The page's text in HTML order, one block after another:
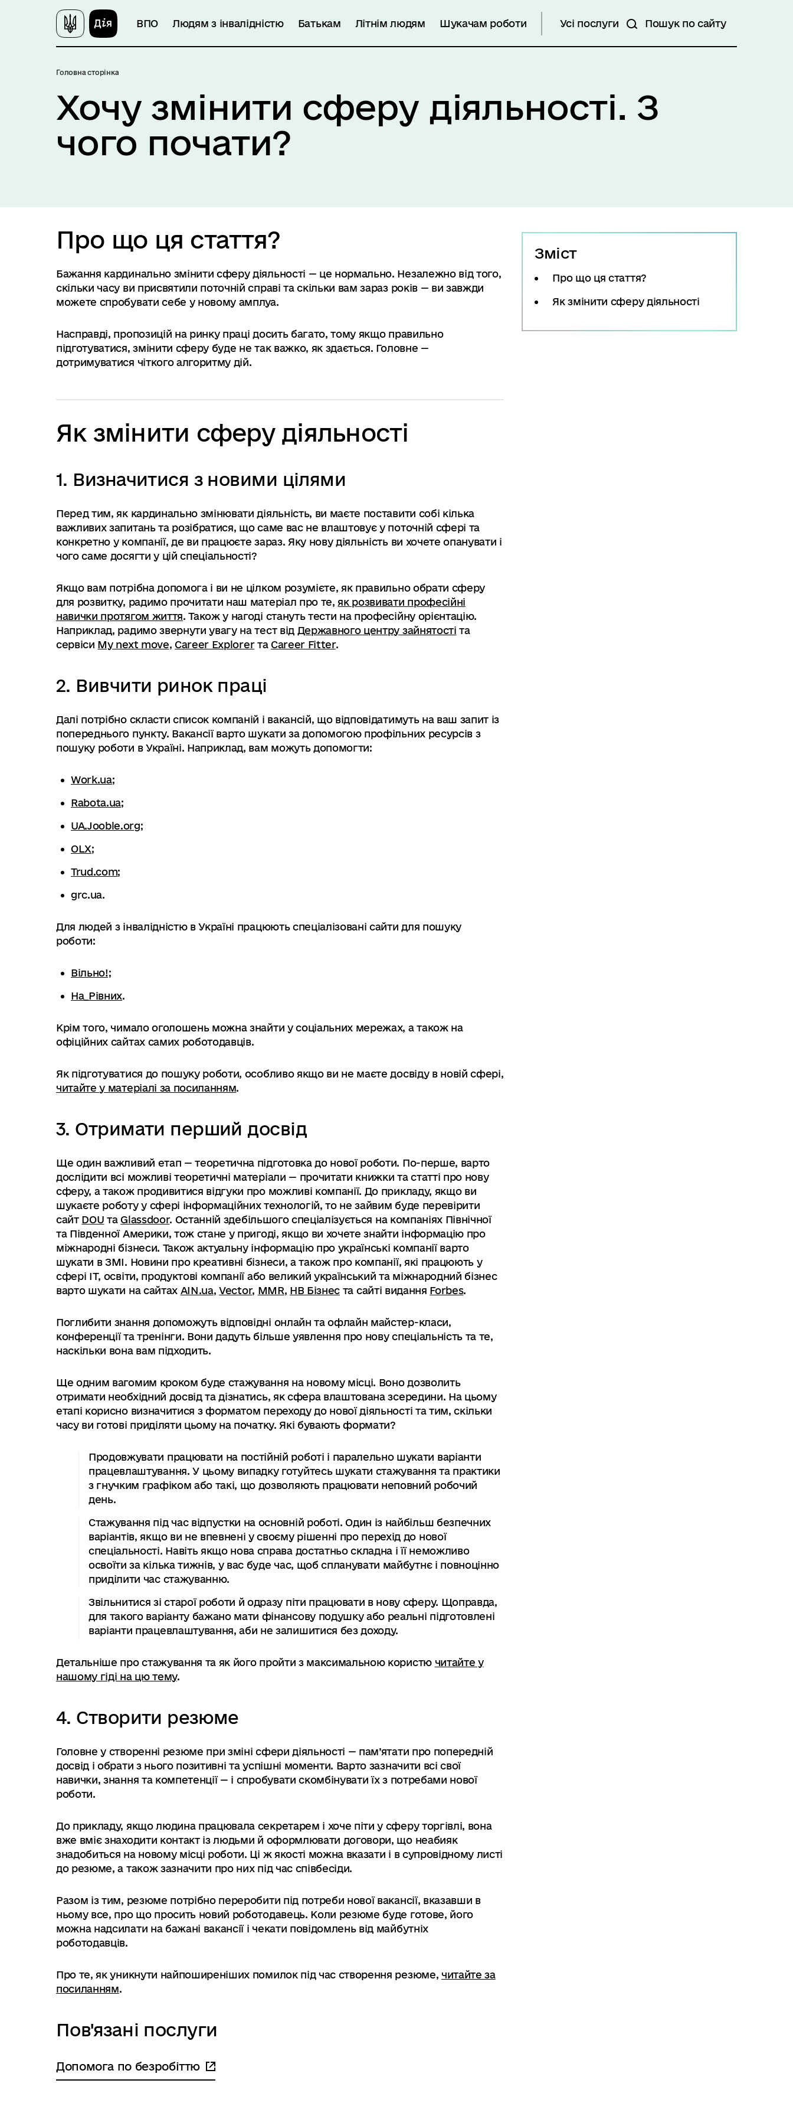
ВПО Людям з інвалідністю Батькам Літнім людям Шукачам роботи Усі послуги Пошук по сайту
Головна сторінка
Хочу змінити сферу діяльності. З
чого почати?
Зміст
Про що ця стаття?
Як змінити сферу діяльності
Про що ця стаття?
Бажання кардинально змінити сферу діяльності — це нормально. Незалежно від того,
скільки часу ви присвятили поточній справі та скільки вам зараз років — ви завжди
можете спробувати себе у новому амплуа.
Насправді, пропозицій на ринку праці досить багато, тому якщо правильно
підготуватися, змінити сферу буде не так важко, як здається. Головне —
дотримуватися чіткого алгоритму дій.
Як змінити сферу діяльності
1. Визначитися з новими цілями
Перед тим, як кардинально змінювати діяльність, ви маєте поставити собі кілька
важливих запитань та розібратися, що саме вас не влаштовує у поточній сфері та
конкретно у компанії, де ви працюєте зараз. Яку нову діяльність ви хочете опанувати і
чого саме досягти у цій спеціальності?
Якщо вам потрібна допомога і ви не цілком розумієте, як правильно обрати сферу
для розвитку, радимо прочитати наш матеріал про те, як розвивати професійні
навички протягом життя. Також у нагоді стануть тести на професійну орієнтацію.
Наприклад, радимо звернути увагу на тест від Державного центру зайнятості та
сервіси My next move, Career Explorerта Career Fitter.
2. Вивчити ринок праці
Далі потрібно скласти список компаній і вакансій, що відповідатимуть на ваш запит із
попереднього пункту. Вакансії варто шукати за допомогою профільних ресурсів з
пошуку роботи в Україні. Наприклад, вам можуть допомогти:
Work.ua;
Rabota.ua;
UA.Jooble.org;
OLX;
Trud.com;
grc.ua.
Для людей з інвалідністю в Україні працюють спеціалізовані сайти для пошуку
роботи:
Вільно!;
На_Рівних.
Крім того, чимало оголошень можна знайти у соціальних мережах, а також на
офіційних сайтах самих роботодавців.
Як підготуватися до пошуку роботи, особливо якщо ви не маєте досвіду в новій сфері,
читайте у матеріалі за посиланням.
3. Отримати перший досвід
Ще один важливий етап — теоретична підготовка до нової роботи. По-перше, варто
дослідити всі можливі теоретичні матеріали — прочитати книжки та статті про нову
сферу, а також продивитися відгуки про можливі компанії. До прикладу, якщо ви
шукаєте роботу у сфері інформаційних технологій, то не зайвим буде перевірити
сайт DOU та Glassdoor. Останній здебільшого спеціалізується на компаніях Північної
та Південної Америки, тож стане у пригоді, якщо ви хочете знайти інформацію про
міжнародні бізнеси. Також актуальну інформацію про українські компанії варто
шукати в ЗМІ. Новини про креативні бізнеси, а також про компанії, які працюють у
сфері IT, освіти, продуктові компанії або великий український та міжнародний бізнес
варто шукати на сайтах AIN.ua,Vector, MMR, НВ Бізнес та сайті видання Forbes.
Поглибити знання допоможуть відповідні онлайн та офлайн майстер-класи,
конференції та тренінги. Вони дадуть більше уявлення про нову спеціальність та те,
наскільки вона вам підходить.
Ще одним вагомим кроком буде стажування на новому місці. Воно дозволить
отримати необхідний досвід та дізнатись, як сфера влаштована зсередини. На цьому
етапі корисно визначитися з форматом переходу до нової діяльності та тим, скільки
часу ви готові приділяти цьому на початку. Які бувають формати?
Продовжувати працювати на постійній роботі і паралельно шукати варіанти
працевлаштування. У цьому випадку готуйтесь шукати стажування та практики
з гнучким графіком або такі, що дозволяють працювати неповний робочий
день.
Стажування під час відпустки на основній роботі. Один із найбільш безпечних
варіантів, якщо ви не впевнені у своєму рішенні про перехід до нової
спеціальності. Навіть якщо нова справа достатньо складна і її неможливо
освоїти за кілька тижнів, у вас буде час, щоб спланувати майбутнє і повноцінно
приділити час стажуванню.
Звільнитися зі старої роботи й одразу піти працювати в нову сферу. Щоправда,
для такого варіанту бажано мати фінансову подушку або реальні підготовлені
варіанти працевлаштування, аби не залишитися без доходу.
Детальніше про стажування та як його пройти з максимальною користю читайте у
нашому гіді на цю тему.
4. Створити резюме
Головне у створенні резюме при зміні сфери діяльності — пам’ятати про попередній
досвід і обрати з нього позитивні та успішні моменти. Варто зазначити всі свої
навички, знання та компетенції — і спробувати скомбінувати їх з потребами нової
роботи.
До прикладу, якщо людина працювала секретарем і хоче піти у сферу торгівлі, вона
вже вміє знаходити контакт із людьми й оформлювати договори, що неабияк
знадобиться на новому місці роботи. Ці ж якості можна вказати і в супровідному листі
до резюме, а також зазначити про них під час співбесіди.
Разом із тим, резюме потрібно переробити під потреби нової вакансії, вказавши в
ньому все, про що просить новий роботодавець. Коли резюме буде готове, його
можна надсилати на бажані вакансії і чекати повідомлень від майбутніх
роботодавців.
Про те, як уникнути найпоширеніших помилок під час створення резюме, читайте за
посиланням.
Пов'язані послуги
Допомога по безробіттю